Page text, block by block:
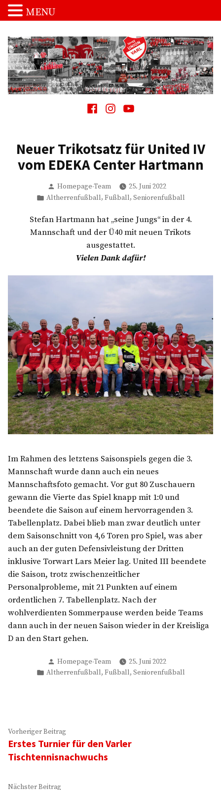
Inhalt
springen
Spvgg. Union Varl
…die Macht vom Schnakenpohl!
FacebookInstagram
Youtube
Neuer Trikotsatz für United IV
vom EDEKA Center Hartmann
Verfasst
von
Homepage-Team
25. Juni 2022
Veröffentlicht
Altherrenfußball, Fußball, Seniorenfußball
Stefan Hartmann hat „seine Jungs“ in der 4.
Mannschaft und der Ü40 mit neuen Trikots
ausgestattet.
Vielen Dank dafür!
Im Rahmen des letztens Saisonspiels gegen die 3.
Mannschaft wurde dann auch ein neues
Mannschaftsfoto gemacht. Vor gut 80 Zuschauern
gewann die Vierte das Spiel knapp mit 1:0 und
beendete die Saison auf einem hervorragenden 3.
Tabellenplatz. Dabei blieb man zwar deutlich unter
dem Saisonschnitt von 4,6 Toren pro Spiel, was aber
auch an der guten Defensivleistung der Dritten
inklusive Torwart Lars Meier lag. United III beendete
die Saison, trotz zwischenzeitlicher
Personalprobleme, mit 21 Punkten auf einem
ordentlichen 7. Tabellenplatz. Nach der
wohlverdienten Sommerpause werden beide Teams
dann auch in der neuen Saison wieder in der Kreisliga
D an den Start gehen.
Verfasst
von
Homepage-Team
25. Juni 2022
Veröffentlicht
Altherrenfußball, Fußball, Seniorenfußball
Beitragsnavigation
Vorheriger Beitrag
Beitrag:
Erstes Turnier für den Varler
Tischtennisnachwuchs
Nächster Beitrag
MENU